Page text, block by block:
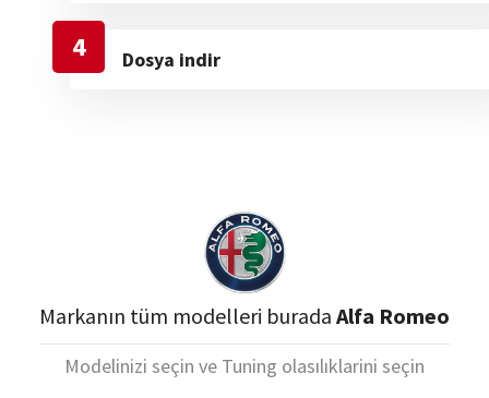
4 Dosya indir
Markanın tüm modelleri burada Alfa Romeo
Modelinizi seçin ve Tuning olasılıklarini seçin